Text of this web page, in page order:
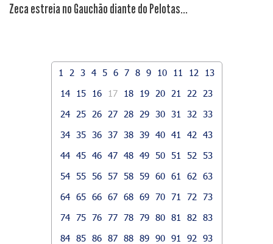
Zeca estreia no Gauchão diante do Pelotas...
1 2 3 4 5 6 7 8 9 10 11 12
13
14
15 16 17 18 19 20 21 22
23
24
25 26 27 28 29 30 31 32
33
34 35 36 37 38 39 40 41 42
43
44 45 46 47 48 49 50 51 52
53
54 55 56 57 58 59 60 61 62
63
64 65 66 67 68 69 70 71 72
73
74 75 76 77 78 79 80 81 82
83
84 85 86 87 88 89 90 91 92
93